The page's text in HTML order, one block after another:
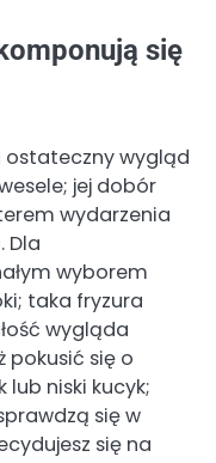
się
ostateczny wygląd
jej dobór
wydarzenia
Dla
wyborem
taka fryzura
wygląda
pokusić się o
lub niski kucyk;
się w
się na